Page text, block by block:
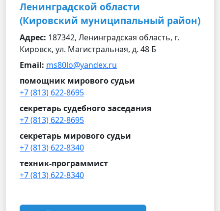
Ленинградской области
(Кировский муниципальный район)
Адрес: 187342, Ленинградская область, г.
Кировск, ул. Магистральная, д. 48 Б
Email: ms80lo@yandex.ru
помощник мирового судьи
+7 (813) 622-8695
секретарь судебного заседания
+7 (813) 622-8695
секретарь мирового судьи
+7 (813) 622-8340
техник-программист
+7 (813) 622-8340